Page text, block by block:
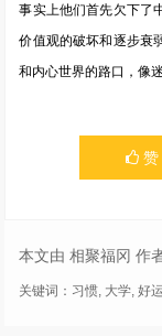
事实上他们首先欠下了
价值观的破坏和逐步衰
和内心世界的路口，像
赞
本文由 相聚福冈 作
关键词： 习惯 大学 ,好运